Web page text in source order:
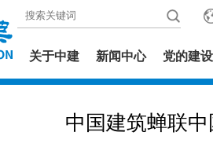
关于中建 新闻中心 党的建设
中国建筑蝉联